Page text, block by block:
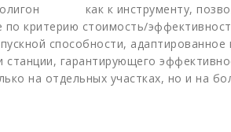
полигон как к инструменту,
критерию стоимость/
способности, адаптированное
станции, гарантирующего
на отдельных участках, но и на